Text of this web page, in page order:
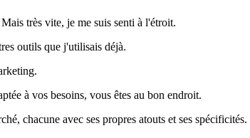
très vite, je me suis senti à l'étroit.
outils que j'utilisais déjà.
à vos besoins, vous êtes au bon endroit.
chacune avec ses propres atouts et ses spécificités.